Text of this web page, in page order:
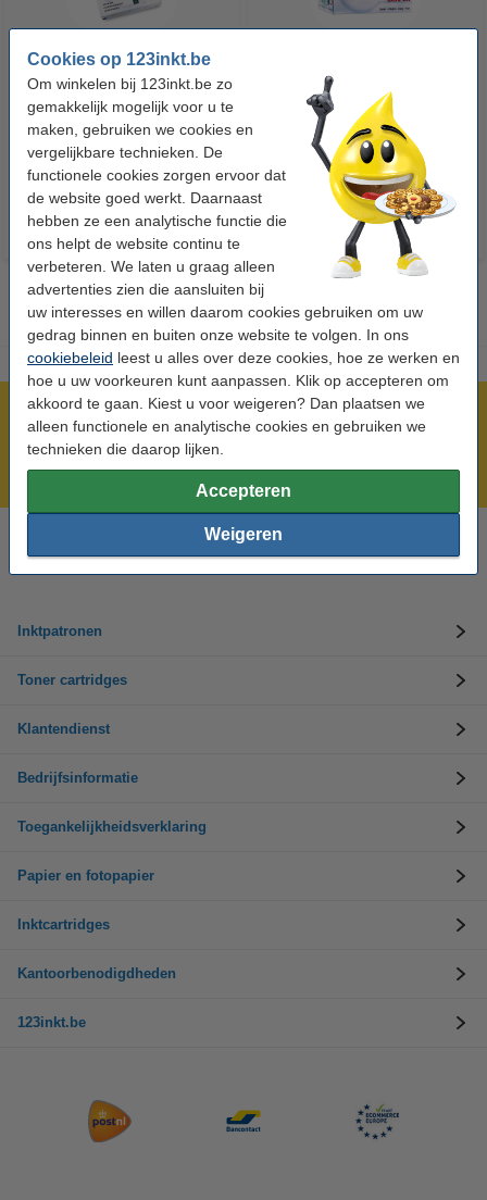
Cookies op 123inkt.be
Om winkelen bij 123inkt.be zo
gemakkelijk mogelijk voor u te
maken, gebruiken we cookies en
vergelijkbare technieken. De
functionele cookies zorgen ervoor dat
de website goed werkt. Daarnaast
hebben ze een analytische functie die
ons helpt de website continu te
verbeteren. We laten u graag alleen
advertenties zien die aansluiten bij
uw interesses en willen daarom cookies gebruiken om uw
gedrag binnen en buiten onze website te volgen. In ons
cookiebeleid leest u alles over deze cookies, hoe ze werken en
hoe u uw voorkeuren kunt aanpassen. Klik op accepteren om
akkoord te gaan. Kiest u voor weigeren? Dan plaatsen we
alleen functionele en analytische cookies en gebruiken we
technieken die daarop lijken.
Accepteren
Weigeren
123inkt kopieerpapier 1 pak van
500 vellen A4 - 80 g/m²
€ 7,25 Incl. 21% btw
123inkt kopieerpapier 1 doos
van 2500 vellen A4 - 80 g/m²
€ 33,50 Incl. 21% btw
Meer dan 5 miljoen klanten!
Voor 22.00 uur besteld, morgen in huis!
Laagsteprijsgarantie!
Inktpatronen
Toner cartridges
Klantendienst
Bedrijfsinformatie
Toegankelijkheidsverklaring
Papier en fotopapier
Inktcartridges
Kantoorbenodigdheden
123inkt.be